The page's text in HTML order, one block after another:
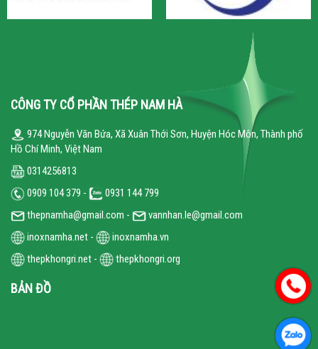
CÔNG TY CỔ PHẦN THÉP NAM HÀ
974 Nguyễn Văn Bứa, Xã Xuân Thới Sơn, Huyện Hóc Môn, Thành phố
Hồ Chí Minh, Việt Nam
0314256813
0909 104 379 -
0931 144 799
thepnamha@gmail.com -
vannhan.le@gmail.com
inoxnamha.net -
inoxnamha.vn
thepkhongri.net - thepkhongri.org
BẢN ĐỒ